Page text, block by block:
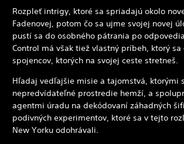
Rozpleť intrigy, ktoré sa spriadajú okolo
Fadenovej, potom čo sa ujme svojej novej
pustí sa do osobného pátrania po
Control má však tiež vlastný príbeh, ktorý sa
spojencov, ktorých na svojej ceste stretneš.
Hľadaj vedľajšie misie a tajomstvá, ktorými
nepredvídateľné prostredie hemží, a
agentmi úradu na dekódovaní záhadných
podivných experimentov, ktoré sa v tejto
New Yorku odohrávali.